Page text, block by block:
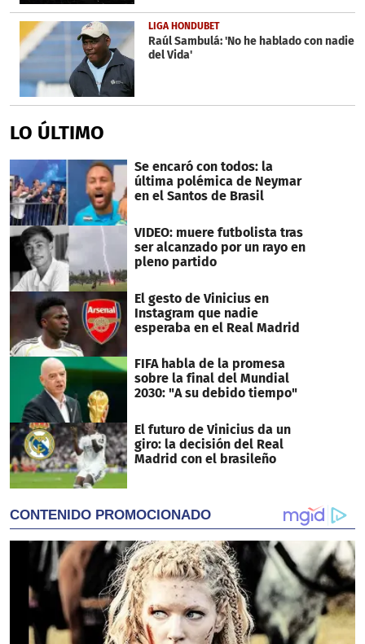
LIGA HONDUBET
Raúl Sambulá: 'No he hablado con nadie
del Vida'
LO ÚLTIMO
Se encaró con todos: la
última polémica de Neymar
en el Santos de Brasil
VIDEO: muere futbolista tras
ser alcanzado por un rayo en
pleno partido
El gesto de Vinicius en
Instagram que nadie
esperaba en el Real Madrid
FIFA habla de la promesa
sobre la final del Mundial
2030: "A su debido tiempo"
El futuro de Vinicius da un
giro: la decisión del Real
Madrid con el brasileño